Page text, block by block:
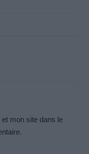
mon site dans le